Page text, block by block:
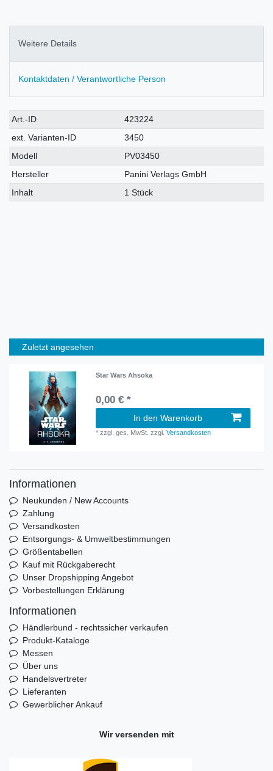
Weitere Details
Kontaktdaten / Verantwortliche Person
Technisches
Merkmal
Wert
Art.-ID
423224
ext. Varianten-ID
3450
Modell
PV03450
Hersteller
Panini Verlags GmbH
Inhalt
1 Stück
Zuletzt angesehen
Star Wars Ahsoka
0,00 € *
In den Warenkorb
*zzgl. ges. MwSt. zzgl.Versandkosten
Informationen
Neukunden / New Accounts
Zahlung
Versandkosten
Entsorgungs- & Umweltbestimmungen
Größentabellen
Kauf mit Rückgaberecht
Unser Dropshipping Angebot
Vorbestellungen Erklärung
Informationen
Händlerbund - rechtssicher verkaufen
Produkt-Kataloge
Messen
Über uns
Handelsvertreter
Lieferanten
Gewerblicher Ankauf
Wir versenden mit